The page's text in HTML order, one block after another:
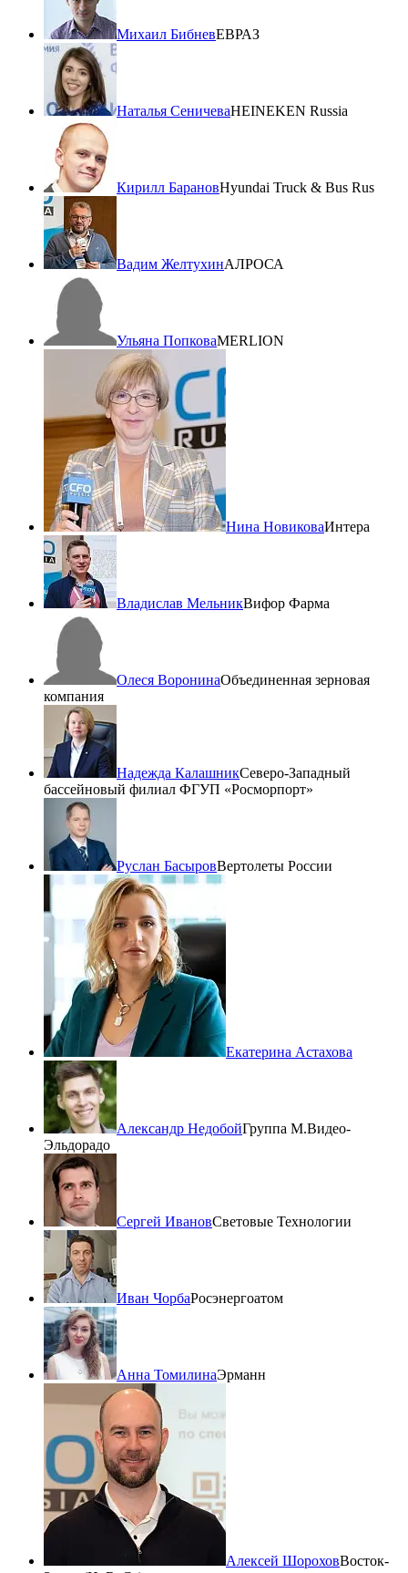
Михаил БибневЕВРАЗ
Наталья СеничеваHEINEKEN Russia
Кирилл БарановHyundai Truck & Bus Rus
Вадим ЖелтухинАЛРОСА
Ульяна ПопковаMERLION
Нина НовиковаИнтера
Владислав МельникВифор Фарма
Олеся ВоронинаОбъединенная зерновая
компания
Надежда КалашникСеверо-Западный
бассейновый филиал ФГУП «Росморпорт»
Руслан БасыровВертолеты России
Екатерина Астахова
Александр НедобойГруппа М.Видео-
Эльдорадо
Сергей ИвановСветовые Технологии
Иван ЧорбаРосэнергоатом
Анна ТомилинаЭрманн
Алексей ШороховВосток-